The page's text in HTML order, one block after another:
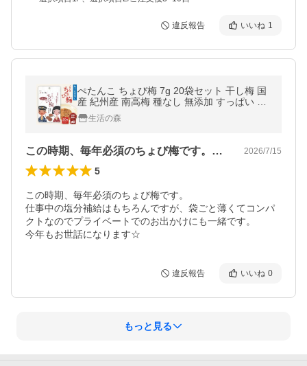
違反報告 いいね 1
ぺたんこ ちょび梅 7g 20袋セット 干し梅 国
産 紀州産 南高梅 種なし 無添加 すっぱい 梅
お菓子 乾燥 梅肉 夏 熱中症 タブレット 塩分
補給 たねぬき
生活の森
この時期、毎年必須のちょび梅です。仕事… 2026/7/15
5
この時期、毎年必須のちょび梅です。
仕事中の塩分補給はもちろんですが、袋ごと薄くてコンパ
クトなのでプライベートでのお出かけにも一緒です。
今年もお世話になります☆
違反報告 いいね 0
もっと見る